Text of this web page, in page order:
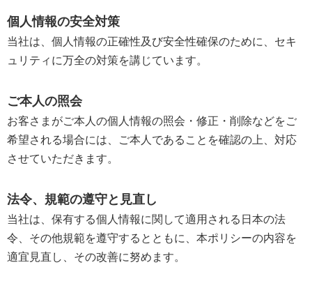
個人情報の安全対策
当社は、個人情報の正確性及び安全性確保のために、セキ
ュリティに万全の対策を講じています。
ご本人の照会
お客さまがご本人の個人情報の照会・修正・削除などをご
希望される場合には、ご本人であることを確認の上、対応
させていただきます。
法令、規範の遵守と見直し
当社は、保有する個人情報に関して適用される日本の法
令、その他規範を遵守するとともに、本ポリシーの内容を
適宜見直し、その改善に努めます。